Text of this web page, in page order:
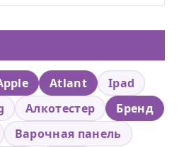
Atlant
Ipad
Алкотестер
Бренд
Варочная панель